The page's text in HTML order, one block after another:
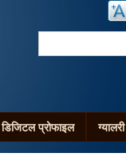
Search
डिजिटल प्रोफाइल ग्यालरी